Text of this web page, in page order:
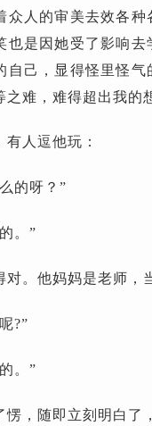
众人的审美去效各
也是因她受了影响
自己，显得怪里怪
之难，难得超出我的
有人逗他玩：
的呀？”
。”
对。他妈妈是老师，
?”
。”
愣，随即立刻明白了